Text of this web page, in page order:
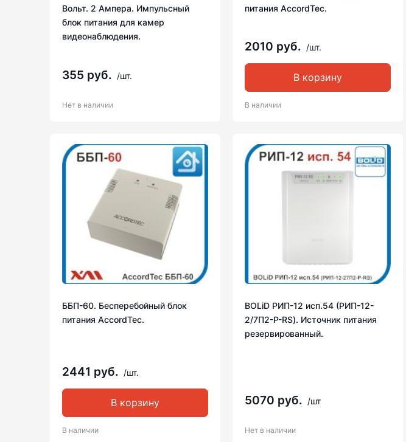
Вольт. 2 Ампера. Импульсный
блок питания для камер
видеонаблюдения.
355 руб. /шт.
Нет в наличии
питания AccordTec.
2010 руб. /шт.
В корзину
В наличии
ББП-60. Бесперебойный блок
питания AccordTec.
2441 руб. /шт.
В корзину
В наличии
BOLiD РИП-12 исп.54 (РИП-12-
2/7П2-Р-RS). Источник питания
резервированный.
5070 руб. /шт
Нет в наличии